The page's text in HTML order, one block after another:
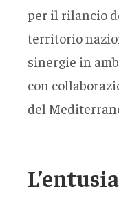
per il rilancio
territorio
sinergie in
con
del